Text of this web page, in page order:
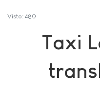
Visto: 480
Taxi